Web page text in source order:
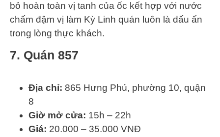
bỏ hoàn toàn vị tanh của ốc kết hợp với nước
chấm đậm vị làm Kỳ Linh quán luôn là dấu ấn
trong lòng thực khách.
7. Quán 857
Địa chỉ: 865 Hưng Phú, phường 10, quận
8
Giờ mở cửa: 15h – 22h
Giá: 20.000 – 35.000 VNĐ